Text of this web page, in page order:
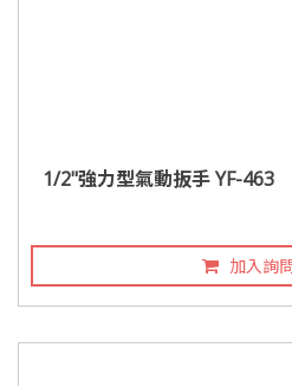
1/2"強力型氣動扳手 YF-463
加入詢